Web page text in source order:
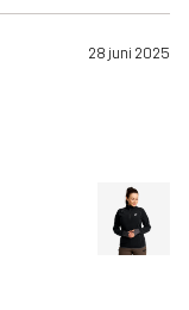
28 juni 2025